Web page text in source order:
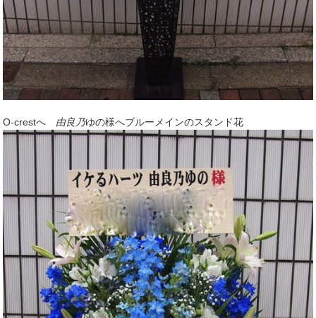
O-crestへ 由良乃ゆの様へブルーメインのスタンド花